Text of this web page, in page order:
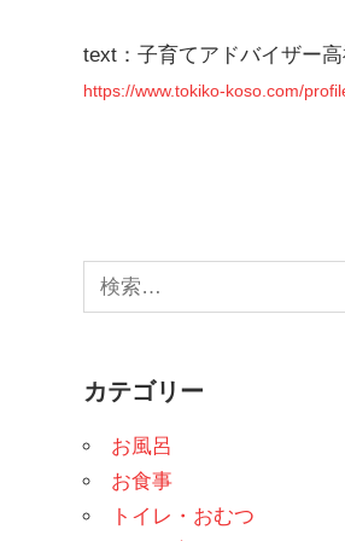
text：子育てアドバイザー
https://www.tokiko-koso.com/
検
索:
カテゴリー
お風呂
お食事
トイレ・おむつ